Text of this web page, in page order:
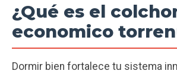
¿Qué es el
economico
Dormir bien fortalece tu sistema